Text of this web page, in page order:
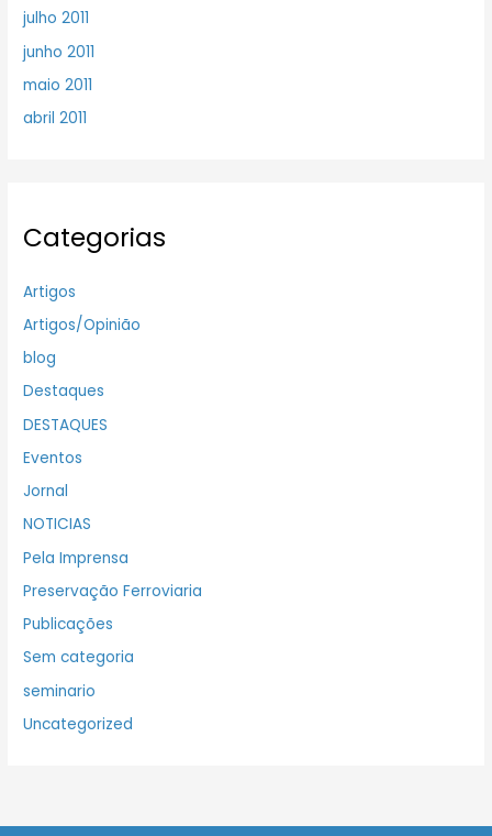
julho 2011
junho 2011
maio 2011
abril 2011
Categorias
Artigos
Artigos/Opinião
blog
Destaques
DESTAQUES
Eventos
Jornal
NOTICIAS
Pela Imprensa
Preservação Ferroviaria
Publicações
Sem categoria
seminario
Uncategorized